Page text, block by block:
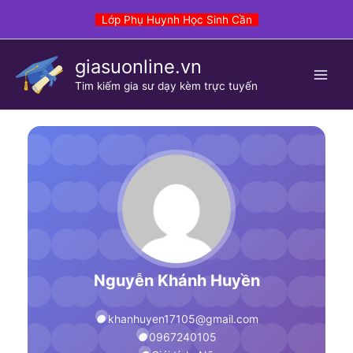
Lớp Phụ Huynh Học Sinh Cần
giasuonline.vn
Tim kiếm gia sư dạy kèm trực tuyến
Nguyễn Khánh Huyền
khanhuyen17105@gmail.com
0967240105